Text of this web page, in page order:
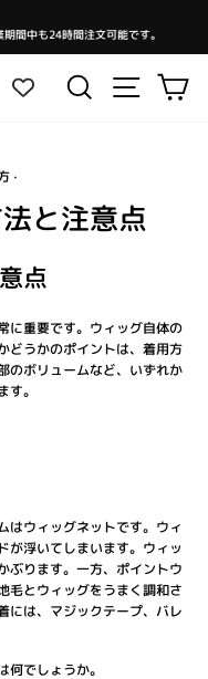
間中も24時間注文可能です。
検索 サイトカ
·
と注意点
点
に重要です。ウィッグ自体の
どうかのポイントは、着用方
のボリュームなど、いずれか
。
はウィッグネットです。ウィ
が浮いてしまいます。ウィッ
ぶります。一方、ポイントウ
毛とウィッグをうまく調和さ
には、マジックテープ、バレ
でしょうか。